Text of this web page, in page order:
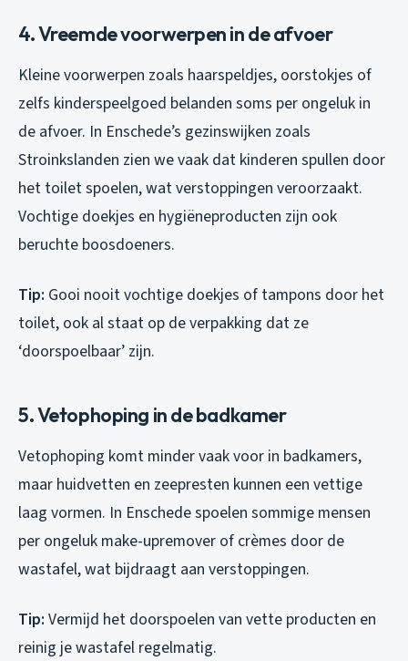
4. Vreemde voorwerpen in de afvoer
Kleine voorwerpen zoals haarspeldjes, oorstokjes of
zelfs kinderspeelgoed belanden soms per ongeluk in
de afvoer. In Enschede’s gezinswijken zoals
Stroinkslanden zien we vaak dat kinderen spullen door
het toilet spoelen, wat verstoppingen veroorzaakt.
Vochtige doekjes en hygiëneproducten zijn ook
beruchte boosdoeners.
Tip: Gooi nooit vochtige doekjes of tampons door het
toilet, ook al staat op de verpakking dat ze
‘doorspoelbaar’ zijn.
5. Vetophoping in de badkamer
Vetophoping komt minder vaak voor in badkamers,
maar huidvetten en zeepresten kunnen een vettige
laag vormen. In Enschede spoelen sommige mensen
per ongeluk make-upremover of crèmes door de
wastafel, wat bijdraagt aan verstoppingen.
Tip: Vermijd het doorspoelen van vette producten en
reinig je wastafel regelmatig.